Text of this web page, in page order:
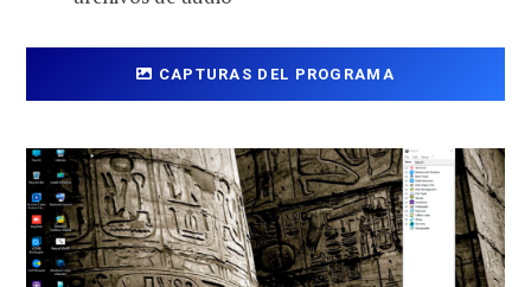
CAPTURAS DEL PROGRAMA